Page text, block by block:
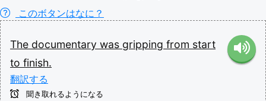
このボタンはなに？
The documentary was gripping from start
to finish.
翻訳する
聞き取れるようになる